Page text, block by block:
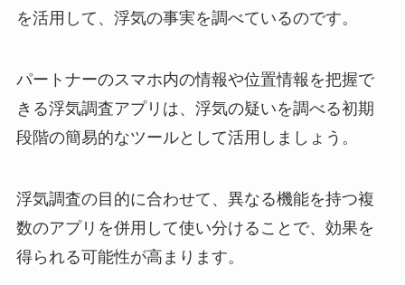
を活用して、浮気の事実を調べているのです。
パートナーのスマホ内の情報や位置情報を把握で
きる浮気調査アプリは、浮気の疑いを調べる初期
段階の簡易的なツールとして活用しましょう。
浮気調査の目的に合わせて、異なる機能を持つ複
数のアプリを併用して使い分けることで、効果を
得られる可能性が高まります。